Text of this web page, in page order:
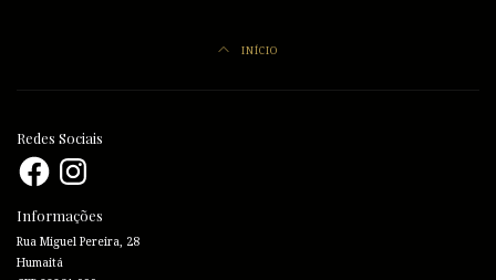
INÍCIO
Redes Sociais
FacebookInstagram
Informações
Rua Miguel Pereira, 28
Humaitá